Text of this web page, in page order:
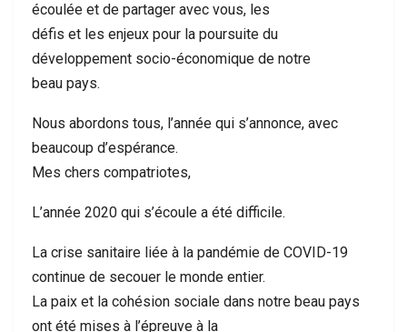
écoulée et de partager avec vous, les
défis et les enjeux pour la poursuite du
développement socio-économique de notre
beau pays.
Nous abordons tous, l’année qui s’annonce, avec
beaucoup d’espérance.
Mes chers compatriotes,
L’année 2020 qui s’écoule a été difficile.
La crise sanitaire liée à la pandémie de COVID-19
continue de secouer le monde entier.
La paix et la cohésion sociale dans notre beau pays
ont été mises à l’épreuve à la